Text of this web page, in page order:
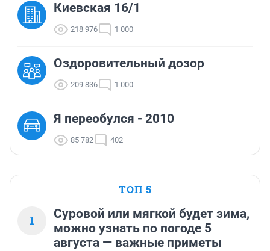
Киевская 16/1
218 976 1 000
Оздоровительный дозор
209 836 1 000
Я переобулся - 2010
85 782 402
ТОП 5
1
Суровой или мягкой будет зима,
можно узнать по погоде 5
августа — важные приметы